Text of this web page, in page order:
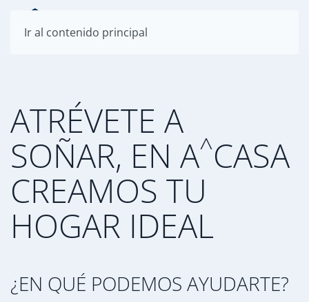
Ir al contenido principal
ATRÉVETE A
SOÑAR, EN A^CASA
CREAMOS TU
HOGAR IDEAL
¿EN QUÉ PODEMOS AYUDARTE?